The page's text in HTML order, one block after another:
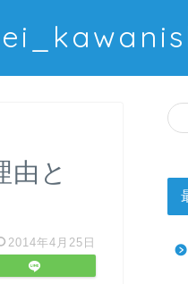
由と
2014年4月25日